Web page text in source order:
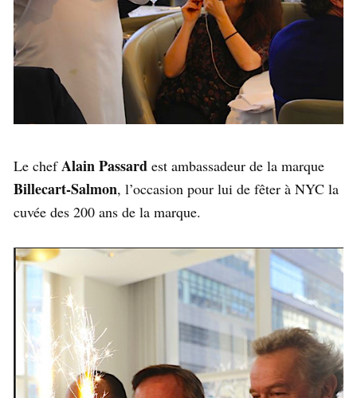
Le chefAlain Passard est ambassadeur de la marque
Billecart-Salmon, l’occasion pour lui de fêter à NYC la
cuvée des 200 ans de la marque.